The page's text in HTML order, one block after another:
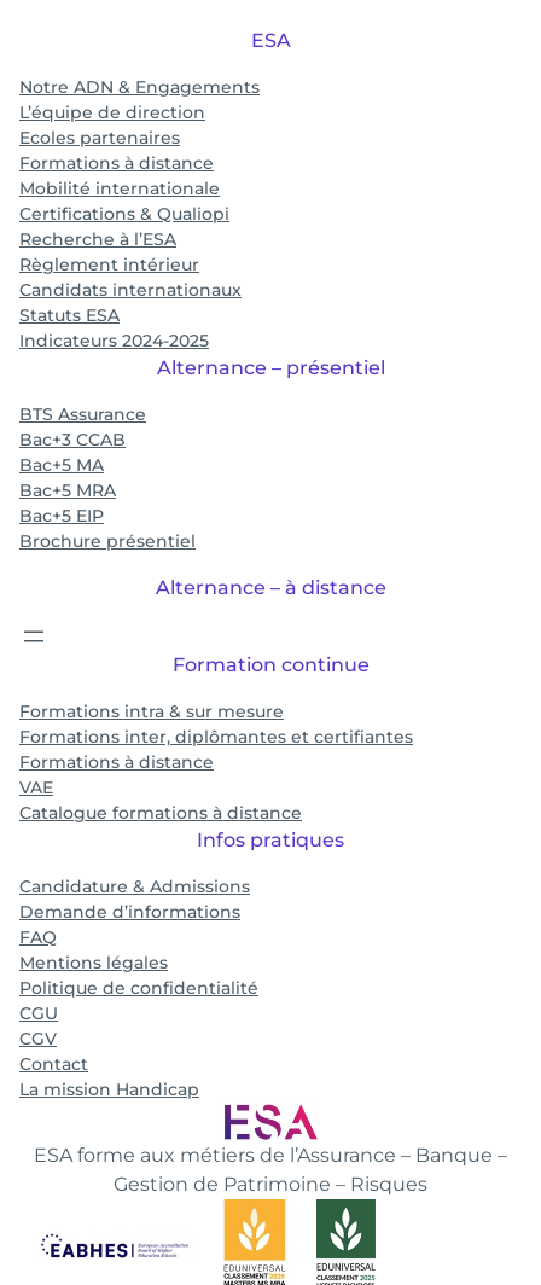
ESA forme aux métiers de l’Assurance – Banque –
Gestion de Patrimoine – Risques
ESA
Notre ADN & Engagements
L’équipe de direction
Ecoles partenaires
Formations à distance
Mobilité internationale
Certifications & Qualiopi
Recherche à l’ESA
Règlement intérieur
Candidats internationaux
Statuts ESA
Indicateurs 2024-2025
Alternance – présentiel
BTS Assurance
Bac+3 CCAB
Bac+5 MA
Bac+5 MRA
Bac+5 EIP
Brochure présentiel
Alternance – à distance
Formation continue
Formations intra & sur mesure
Formations inter, diplômantes et certifiantes
Formations à distance
VAE
Catalogue formations à distance
Infos pratiques
Candidature & Admissions
Demande d’informations
FAQ
Mentions légales
Politique de confidentialité
CGU
CGV
Contact
La mission Handicap